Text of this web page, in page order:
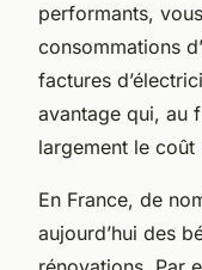
performants,
consommations
factures
avantage qui, au
largement le
En France, de
aujourd’hui des